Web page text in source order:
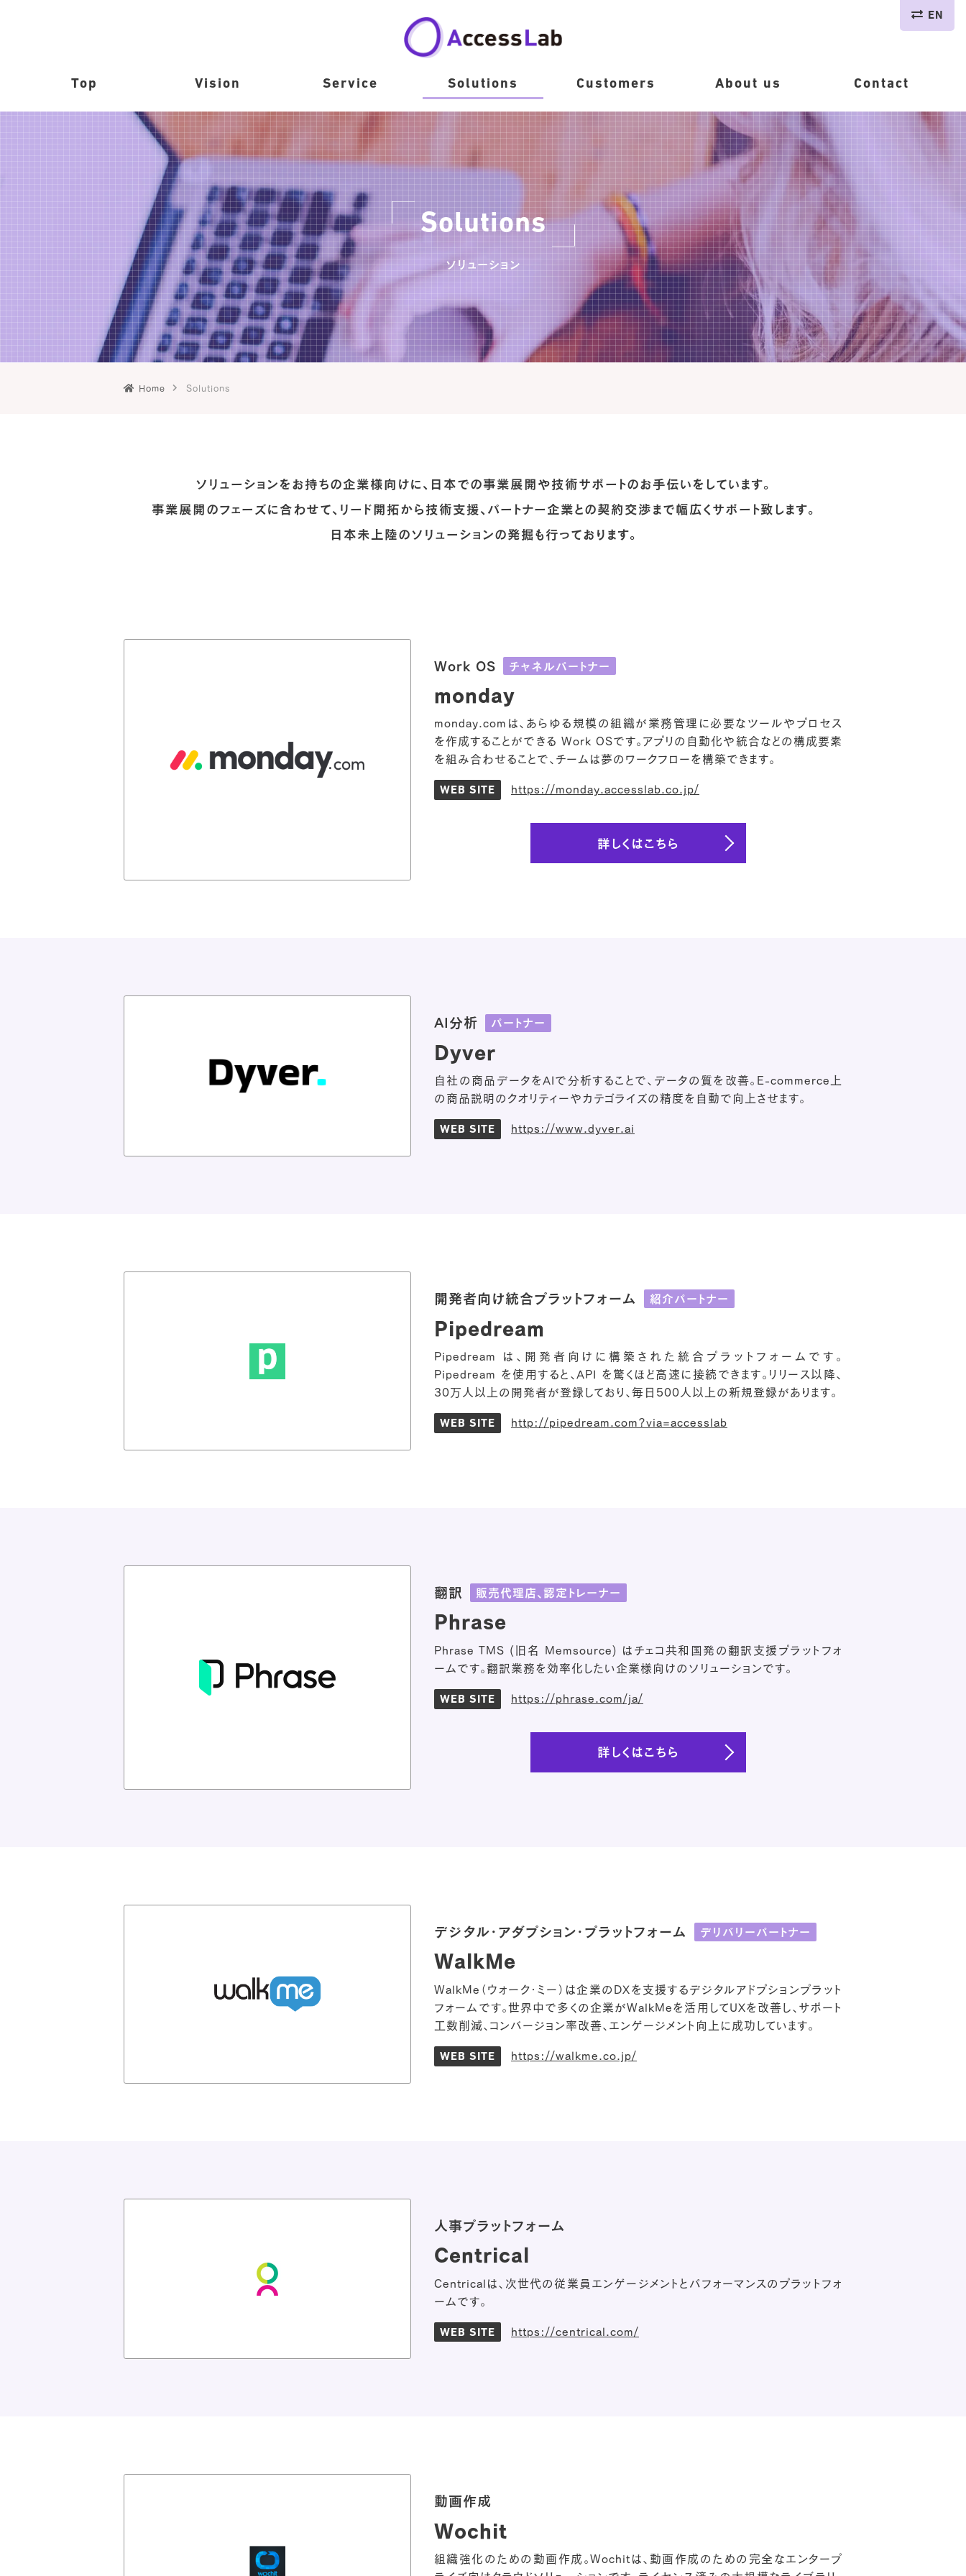
Top Vision Service Solutions Customers About us Contact
EN
Solutions
ソリューション
Home Solutions
ソリューションをお持ちの企業様向けに、日本での事業展開や技術サポートのお手伝いをしています。
事業展開のフェーズに合わせて、リード開拓から技術支援、パートナー企業との契約交渉まで幅広くサポート致します。
日本未上陸のソリューションの発掘も行っております。
Work OS チャネルパートナー
monday
monday.comは、あらゆる規模の組織が業務管理に必要なツールやプロセス
を作成することができる Work OSです。アプリの自動化や統合などの構成要素
を組み合わせることで、チームは夢のワークフローを構築できます。
WEB SITE https://monday.accesslab.co.jp/
詳しくはこちら
AI分析 パートナー
Dyver
自社の商品データをAIで分析することで、データの質を改善。E-commerce上
の商品説明のクオリティーやカテゴライズの精度を自動で向上させます。
WEB SITE https://www.dyver.ai
開発者向け統合プラットフォーム 紹介パートナー
Pipedream
Pipedream は、開発者向けに構築された統合プラットフォームです。
Pipedream を使用すると、API を驚くほど高速に接続できます。リリース以降、
30万人以上の開発者が登録しており、毎日500人以上の新規登録があります。
WEB SITE http://pipedream.com?via=accesslab
翻訳 販売代理店、認定トレーナー
Phrase
Phrase TMS (旧名 Memsource) はチェコ共和国発の翻訳支援プラットフォ
ームです。翻訳業務を効率化したい企業様向けのソリューションです。
WEB SITE https://phrase.com/ja/
詳しくはこちら
デジタル・アダプション・プラットフォーム デリバリーパートナー
WalkMe
WalkMe（ウォーク・ミー）は企業のDXを支援するデジタルアドプションプラット
フォームです。世界中で多くの企業がWalkMeを活用してUXを改善し、サポート
工数削減、コンバージョン率改善、エンゲージメント向上に成功しています。
WEB SITE https://walkme.co.jp/
人事プラットフォーム
Centrical
Centricalは、次世代の従業員エンゲージメントとパフォーマンスのプラットフォ
ームです。
WEB SITE https://centrical.com/
動画作成
Wochit
組織強化のための動画作成。Wochitは、動画作成のための完全なエンタープ